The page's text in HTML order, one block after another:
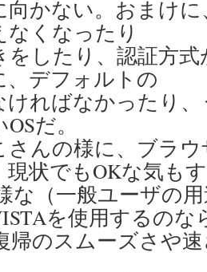
向かない。おまけ
くなったり
したり、認証方式
、デフォルトの
ければなかったり
だ。
さんの様に、ブラ
現状でもOKな気も
な（一般ユーザの
を使用するのな
帰のスムーズさや